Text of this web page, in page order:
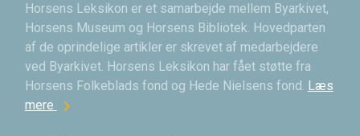
Horsens Leksikon er et samarbejde mellem Byarkivet,
Horsens Museum og Horsens Bibliotek. Hovedparten
af de oprindelige artikler er skrevet af medarbejdere
ved Byarkivet. Horsens Leksikon har fået støtte fra
Horsens Folkeblads fond og Hede Nielsens fond. Læs
mere chevron_right